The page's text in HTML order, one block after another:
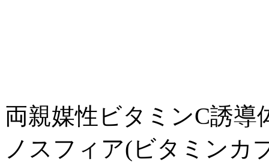
両親媒性ビタミンC誘
ノスフィア(ビタミンカ